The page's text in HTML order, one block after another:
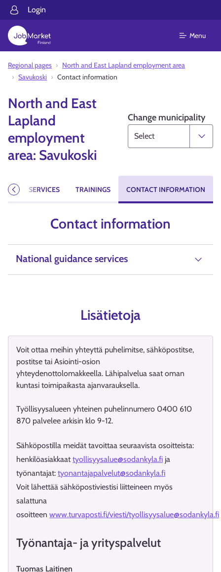
Login
Menu
Regional pages
North and East Lapland employment area
Savukoski
Contact information
North and East
Lapland
employment
area: Savukoski
Change municipality
SERVICES TRAININGS CONTACT INFORMATION
Previous
Contact information
National guidance services
Lisätietoja
Voit ottaa meihin yhteyttä puhelimitse, sähköpostitse,
postitse tai Asiointi-osion
yhteydenottolomakkeella. Lähipalvelua saat oman
kuntasi toimipaikasta ajanvarauksella.
Työllisyysalueen yhteinen puhelinnumero 0400 610
870 palvelee arkisin klo 9-12.
Sähköpostilla meidät tavoittaa seuraavista osoitteista:
henkilöasiakkaat tyollisyysalue@sodankyla.fi ja
työnantajat: tyonantajapalvelut@sodankyla.fi
Voit lähettää sähköpostiviestisi liitteineen myös
salattuna
osoitteen www.turvaposti.fi/viesti/tyollisyysalue@sodankyla.fi
Työnantaja- ja yrityspalvelut
Tuomas Laitinen